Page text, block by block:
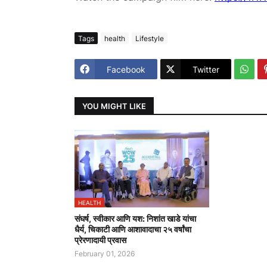
Tags health Lifestyle
Facebook Twitter
YOU MIGHT LIKE
HEALTH
संघर्ष, स्वीकार आणि यश: निशांत खाडे यांचा
धैर्य, चिकाटी आणि आशावादाचा २५ वर्षांचा
प्रेरणादायी प्रवास
February 01, 2026